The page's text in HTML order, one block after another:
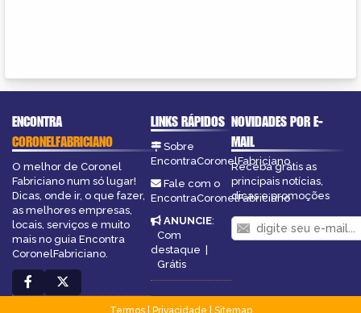
ENCONTRA
CORONELFABRICIANO
O melhor de Coronel
Fabriciano num só lugar!
Dicas, onde ir, o que fazer,
as melhores empresas,
locais, serviços e muito
mais no guia Encontra
CoronelFabriciano.
LINKS RÁPIDOS
Sobre
EncontraCoronelFabriciano
Fale com o
EncontraCoronelFabriciano
ANUNCIE:
Com
destaque |
Grátis
NOVIDADES POR E-
MAIL
Receba grátis as
principais notícias,
dicas e promoções
Termos| Privacidade
Sitemap